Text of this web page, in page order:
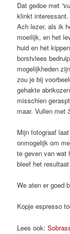
Dat gedoe met
klinkt interessant.
Ach lezer, als ik
moeilijk, en het
huid en het
borstvlees
mogelijkheden
zou je bij
gehakte
misschien
maar. Vullen met
Mijn fotograaf
onmogelijk om
te geven van wat
bleef het
We aten er goed
Kopje espresso
Lees ook: